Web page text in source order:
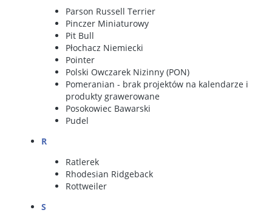
Parson Russell Terrier
Pinczer Miniaturowy
Pit Bull
Płochacz Niemiecki
Pointer
Polski Owczarek Nizinny (PON)
Pomeranian - brak projektów na kalendarze i
produkty grawerowane
Posokowiec Bawarski
Pudel
R
Ratlerek
Rhodesian Ridgeback
Rottweiler
S